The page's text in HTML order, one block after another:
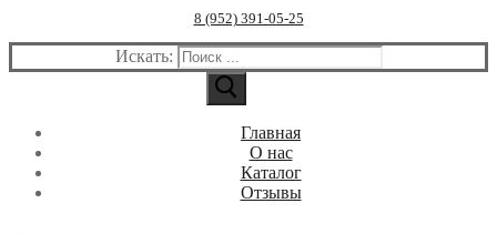
8 (952) 391-05-25
Искать:
Главная
О нас
Каталог
Отзывы